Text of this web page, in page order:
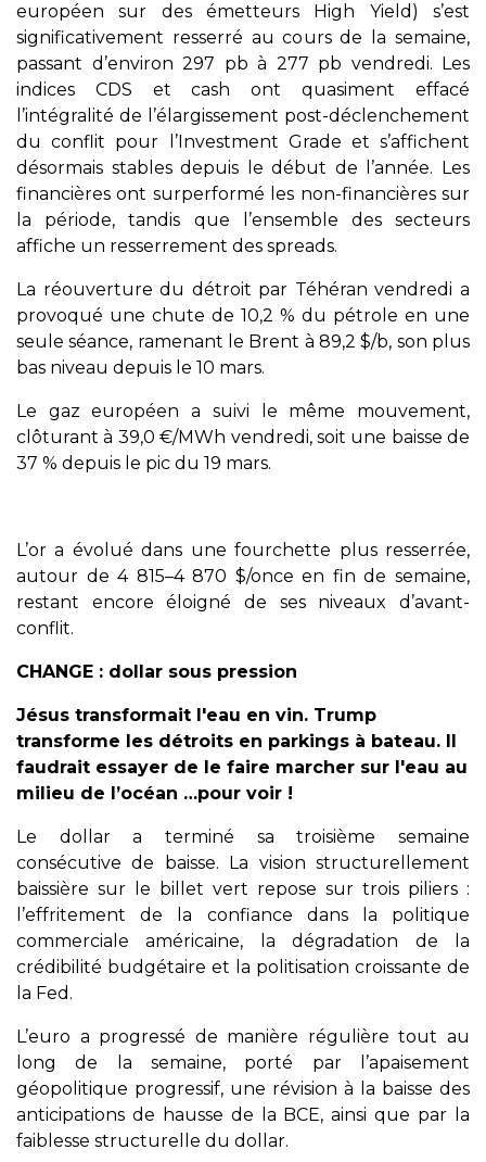
européen sur des émetteurs High Yield) s’est
significativement resserré au cours de la semaine,
passant d’environ 297 pb à 277 pb vendredi. Les
indices CDS et cash ont quasiment effacé
l’intégralité de l’élargissement post-déclenchement
du conflit pour l’Investment Grade et s’affichent
désormais stables depuis le début de l’année. Les
financières ont surperformé les non-financières sur
la période, tandis que l’ensemble des secteurs
affiche un resserrement des spreads.
La réouverture du détroit par Téhéran vendredi a
provoqué une chute de 10,2 % du pétrole en une
seule séance, ramenant le Brent à 89,2 $/b, son plus
bas niveau depuis le 10 mars.
Le gaz européen a suivi le même mouvement,
clôturant à 39,0 €/MWh vendredi, soit une baisse de
37 % depuis le pic du 19 mars.
L’or a évolué dans une fourchette plus resserrée,
autour de 4 815–4 870 $/once en fin de semaine,
restant encore éloigné de ses niveaux d’avant-
conflit.
CHANGE : dollar sous pression
Jésus transformait l'eau en vin. Trump
transforme les détroits en parkings à bateau. Il
faudrait essayer de le faire marcher sur l'eau au
milieu de l’océan …pour voir !
Le dollar a terminé sa troisième semaine
consécutive de baisse. La vision structurellement
baissière sur le billet vert repose sur trois piliers :
l’effritement de la confiance dans la politique
commerciale américaine, la dégradation de la
crédibilité budgétaire et la politisation croissante de
la Fed.
L’euro a progressé de manière régulière tout au
long de la semaine, porté par l’apaisement
géopolitique progressif, une révision à la baisse des
anticipations de hausse de la BCE, ainsi que par la
faiblesse structurelle du dollar.